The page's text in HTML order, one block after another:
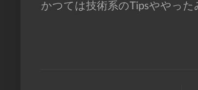
かつては技術系のTipsややっ